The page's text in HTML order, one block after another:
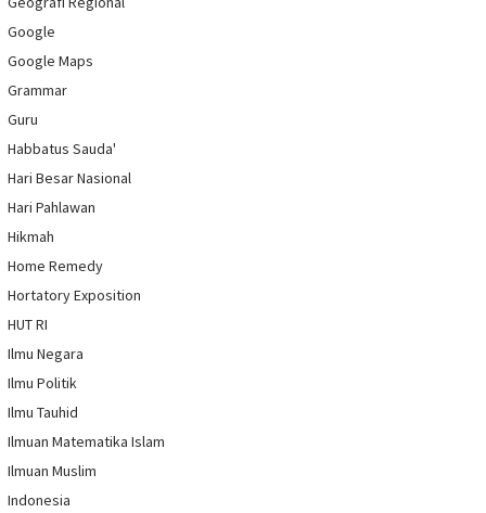
Google
Google Maps
Grammar
Guru
Habbatus Sauda'
Hari Besar Nasional
Hari Pahlawan
Hikmah
Home Remedy
Hortatory Exposition
HUT RI
Ilmu Negara
Ilmu Politik
Ilmu Tauhid
Ilmuan Matematika Islam
Ilmuan Muslim
Indonesia